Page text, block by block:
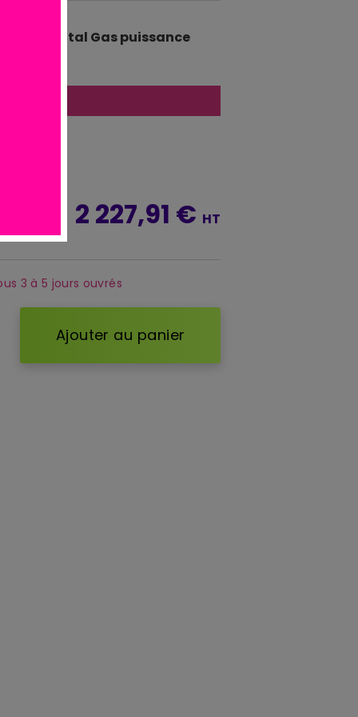
230 Total Gas puissance
2 227,91 € HT
3 à 5 jours ouvrés
Ajouter au panier